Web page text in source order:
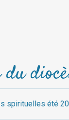
du
spirituelles été